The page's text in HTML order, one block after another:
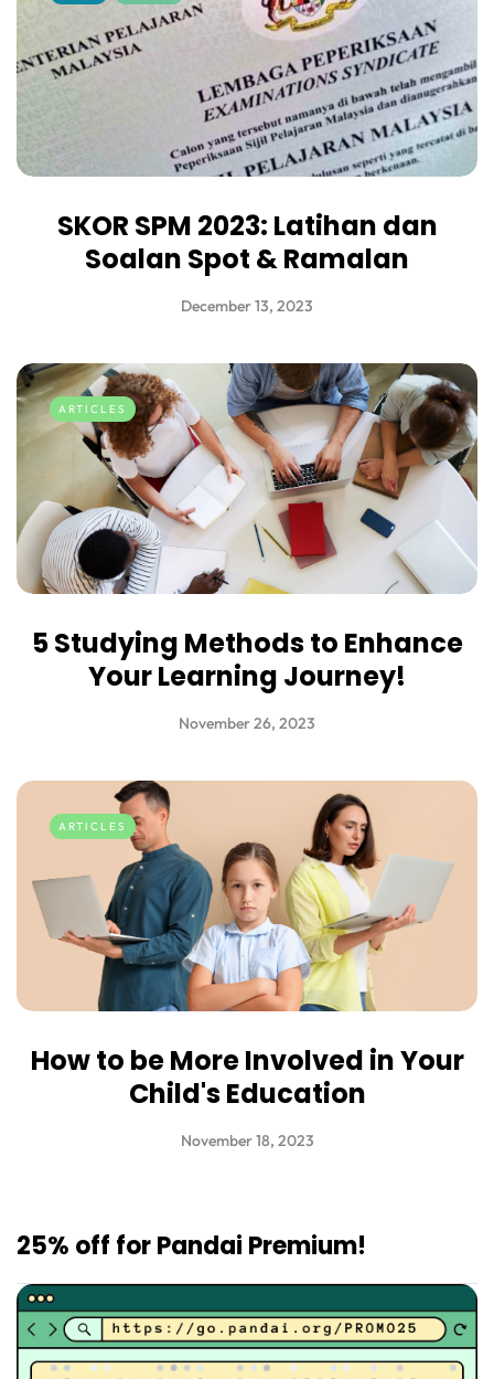
SKOR SPM 2023: Latihan dan
Soalan Spot & Ramalan
December 13, 2023
ARTICLES
5 Studying Methods to Enhance
Your Learning Journey!
November 26, 2023
ARTICLES
How to be More Involved in Your
Child's Education
November 18, 2023
25% off for Pandai Premium!